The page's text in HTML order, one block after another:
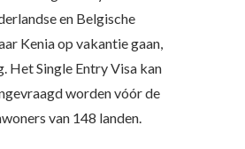
en Belgische
Kenia op vakantie gaan,
Het Single Entry Visa kan
worden vóór de
van 148 landen.